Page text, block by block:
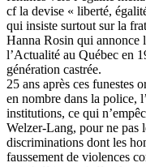
cf la devise « liberté,
qui insiste surtout sur la
Hanna Rosin qui annonce
l’Actualité au Québec en
génération castrée.
25 ans après ces funestes
en nombre dans la police,
institutions, ce qui
Welzer-Lang, pour ne pas
discriminations dont les
faussement de violences